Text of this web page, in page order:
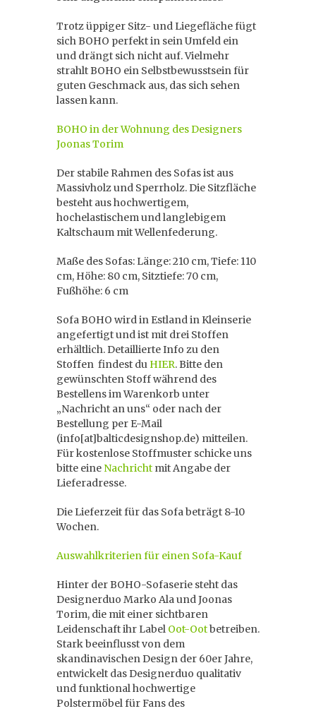
Trotz üppiger Sitz- und Liegefläche fügt
sich BOHO perfekt in sein Umfeld ein
und drängt sich nicht auf. Vielmehr
strahlt BOHO ein Selbstbewusstsein für
guten Geschmack aus, das sich sehen
lassen kann.
BOHO in der Wohnung des Designers
Joonas Torim
Der stabile Rahmen des Sofas ist aus
Massivholz und Sperrholz. Die Sitzfläche
besteht aus hochwertigem,
hochelastischem und langlebigem
Kaltschaum mit Wellenfederung.
Maße des Sofas: Länge: 210 cm, Tiefe: 110
cm, Höhe: 80 cm, Sitztiefe: 70 cm,
Fußhöhe: 6 cm
Sofa BOHO wird in Estland in Kleinserie
angefertigt und ist mit drei Stoffen
erhältlich. Detaillierte Info zu den
Stoffen findest du HIER. Bitte den
gewünschten Stoff während des
Bestellens im Warenkorb unter
„Nachricht an uns“ oder nach der
Bestellung per E-Mail
(info[at]balticdesignshop.de) mitteilen.
Für kostenlose Stoffmuster schicke uns
bitte eine Nachricht mit Angabe der
Lieferadresse.
Die Lieferzeit für das Sofa beträgt 8-10
Wochen.
Auswahlkriterien für einen Sofa-Kauf
Hinter der BOHO-Sofaserie steht das
Designerduo Marko Ala und Joonas
Torim, die mit einer sichtbaren
Leidenschaft ihr Label Oot-Ootbetreiben.
Stark beeinflusst von dem
skandinavischen Design der 60er Jahre,
entwickelt das Designerduo qualitativ
und funktional hochwertige
Polstermöbel für Fans des